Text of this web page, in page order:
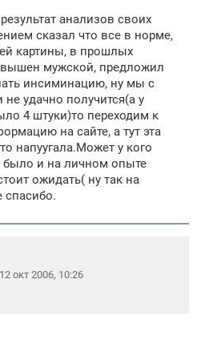
анализов своих
сказал что все в норме,
картины, в прошлых
мужской, предложил
инсиминацию, ну мы с
удачно получится(а у
4 штуки)то переходим к
на сайте, а тут эта
напуугала.Может у кого
было и на личном опыте
ожидать( ну так на
спасибо.
12 окт 2006, 10:26